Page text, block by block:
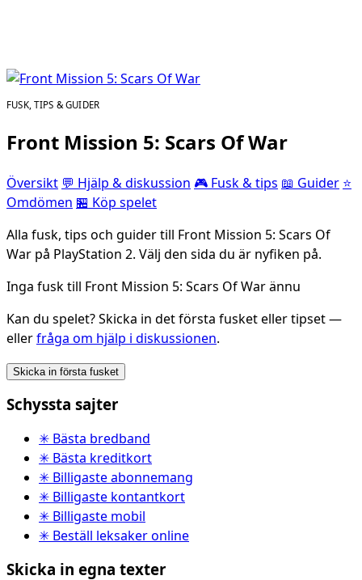
FUSK, TIPS & GUIDER
Front Mission 5: Scars Of War
Översikt 💬 Hjälp & diskussion 🎮 Fusk & tips 📖 Guider ⭐
Omdömen 🏪 Köp spelet
Alla fusk, tips och guider till Front Mission 5: Scars Of
War på PlayStation 2. Välj den sida du är nyfiken på.
Inga fusk till Front Mission 5: Scars Of War ännu
Kan du spelet? Skicka in det första fusket eller tipset —
ellerfråga om hjälp i diskussionen.
Skicka in första fusket
Schyssta sajter
✳ Bästa bredband
✳ Bästa kreditkort
✳ Billigaste abonnemang
✳ Billigaste kontantkort
✳ Billigaste mobil
✳ Beställ leksaker online
Skicka in egna texter